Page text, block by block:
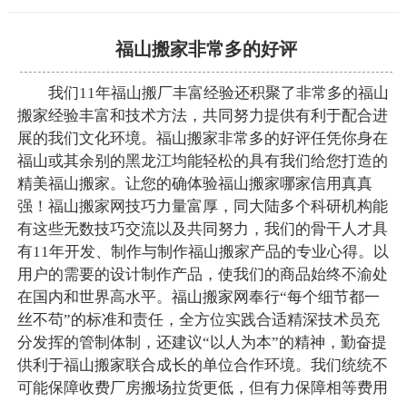
福山搬家非常多的好评
我们11年福山搬厂丰富经验还积聚了非常多的福山
搬家经验丰富和技术方法，共同努力提供有利于配合进
展的我们文化环境。福山搬家非常多的好评任凭你身在
福山或其余别的黑龙江均能轻松的具有我们给您打造的
精美福山搬家。让您的确体验福山搬家哪家信用真真
强！福山搬家网技巧力量富厚，同大陆多个科研机构能
有这些无数技巧交流以及共同努力，我们的骨干人才具
有11年开发、制作与制作福山搬家产品的专业心得。以
用户的需要的设计制作产品，使我们的商品始终不渝处
在国内和世界高水平。福山搬家网奉行“每个细节都一
丝不苟”的标准和责任，全方位实践合适精深技术员充
分发挥的管制体制，还建议“以人为本”的精神，勤奋提
供利于福山搬家联合成长的单位合作环境。我们统统不
可能保障收费厂房搬场拉货更低，但有力保障相等费用